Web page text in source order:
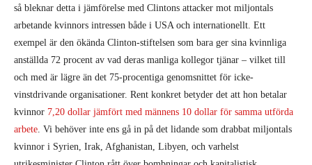
kvinnor i Syrien, Irak, Afghanistan, Libyen, och varhelst
utrikesminister Clinton rått över bombningar och kapitalistisk
plundring.
Den överväldigande majoriteten av amerikanerskulle inte ha några som
helst problem med att välja en kvinnlig president, och anser att det
skulle vara en milstolpe. Men när det väl kom till kritan kunde inte
dessa miljoner män och kvinnor förmå sig att rösta på just denna kvinna
som president. De röstade inte på Trump för att de är korkade och